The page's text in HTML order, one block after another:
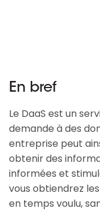
En bref
Le DaaS est un
demande à des
entreprise peut
obtenir des
informées et
vous obtiendrez
en temps voulu,